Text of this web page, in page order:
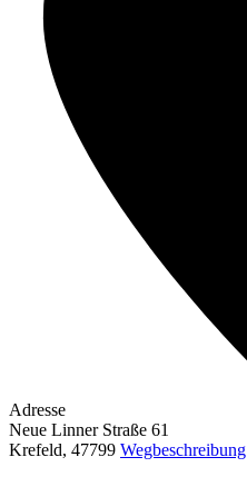
Adresse
Neue Linner Straße 61
Krefeld, 47799 Wegbeschreibung